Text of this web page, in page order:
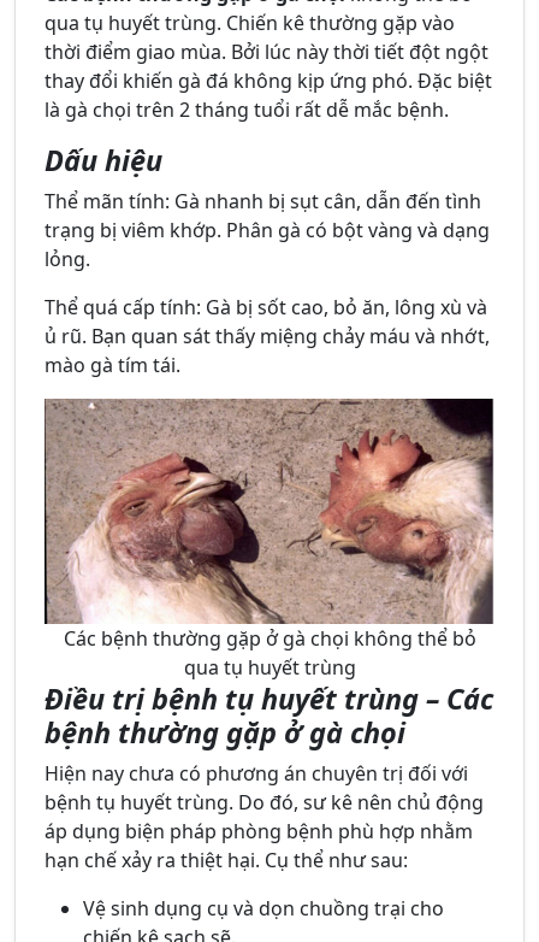
qua tụ huyết trùng. Chiến kê thường gặp vào
thời điểm giao mùa. Bởi lúc này thời tiết đột ngột
thay đổi khiến gà đá không kịp ứng phó. Đặc biệt
là gà chọi trên 2 tháng tuổi rất dễ mắc bệnh.
Dấu hiệu
Thể mãn tính: Gà nhanh bị sụt cân, dẫn đến tình
trạng bị viêm khớp. Phân gà có bột vàng và dạng
lỏng.
Thể quá cấp tính: Gà bị sốt cao, bỏ ăn, lông xù và
ủ rũ. Bạn quan sát thấy miệng chảy máu và nhớt,
mào gà tím tái.
Các bệnh thường gặp ở gà chọi không thể bỏ
qua tụ huyết trùng
Điều trị bệnh tụ huyết trùng – Các
bệnh thường gặp ở gà chọi
Hiện nay chưa có phương án chuyên trị đối với
bệnh tụ huyết trùng. Do đó, sư kê nên chủ động
áp dụng biện pháp phòng bệnh phù hợp nhằm
hạn chế xảy ra thiệt hại. Cụ thể như sau:
Vệ sinh dụng cụ và dọn chuồng trại cho